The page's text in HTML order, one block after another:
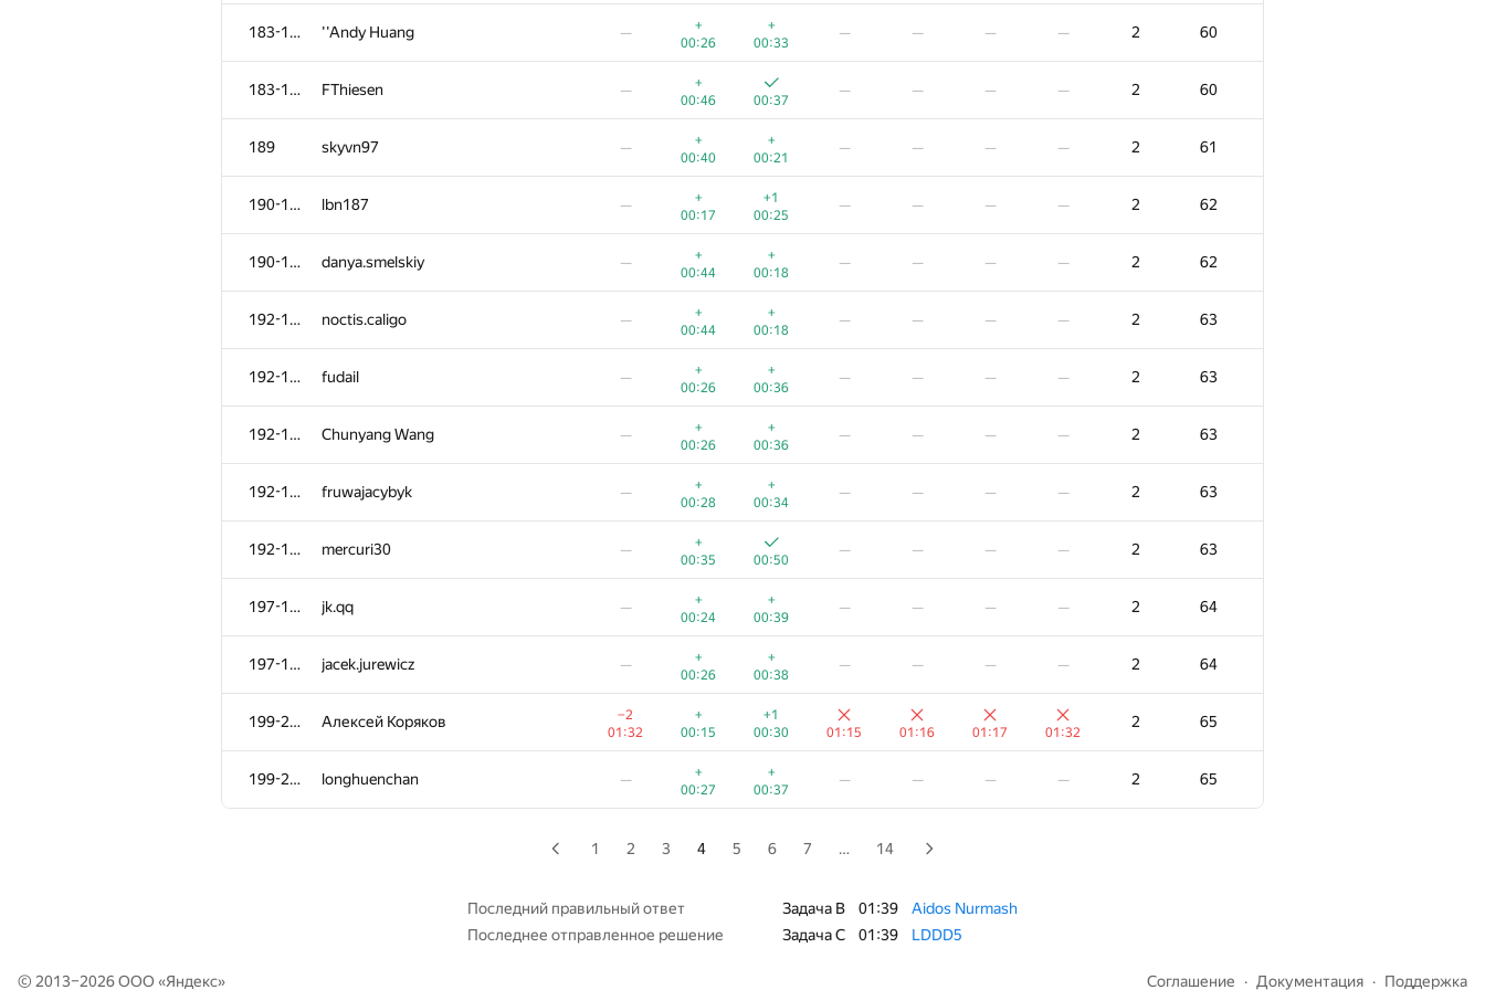
183-188 ''Andy Huang —
+
00:26
+
00:33
— — — — 2 60
183-188 FThiesen —
+
00:46
00:37
— — — — 2 60
189 skyvn97 —
+
00:40
+
00:21
— — — — 2 61
190-191 lbn187 —
+
00:17
+1
00:25
— — — — 2 62
190-191 danya.smelskiy —
+
00:44
+
00:18
— — — — 2 62
192-196 noctis.caligo —
+
00:44
+
00:18
— — — — 2 63
192-196 fudail —
+
00:26
+
00:36
— — — — 2 63
192-196 Chunyang Wang —
+
00:26
+
00:36
— — — — 2 63
192-196 fruwajacybyk —
+
00:28
+
00:34
— — — — 2 63
192-196 mercuri30 —
+
00:35
00:50
— — — — 2 63
197-198 jk.qq —
+
00:24
+
00:39
— — — — 2 64
197-198 jacek.jurewicz —
+
00:26
+
00:38
— — — — 2 64
199-200 Алексей Коряков
−2
01:32
+
00:15
+1
00:30
01:15 01:16 01:17 01:32
2 65
199-200 longhuenchan —
+
00:27
+
00:37
— — — — 2 65
ivankrut856
00:37
00:16
2 53
timeits
00:34
00:19
2 53
fetetriste
00:34
00:19
2 53
andrey.kalendarov
00:43
+
00:11
2 54
mark.kornejchik
00:38
00:15
2 54
Игорь Ахметов
00:36
00:18
2 54
Bakhodir Ashirmatov
00:35
00:19
2 54
lkmaks126
00:22
00:32
2 54
Константин Амеличев
00:32
00:23
2 55
00:23
00:31
2 55
alexmir.2000
00:49
00:25
2 55
isaf27
00:13
00:22
2 56
halin.george —
00:40
+
00:15
— — — — 2 56
madmonkeyco
00:35
00:20
2 56
—
+
— —
1 2 3 4 5 6 7 … 14
Последний правильный ответ Задача B 01:39
Aidos Nurmash
Последнее отправленное решение
Задача C 01:39 LDDD5
© 2013–2026 ООО «Яндекс» Соглашение Документация Поддержка